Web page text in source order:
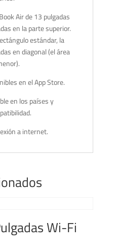
Air de 13 pulgadas
en la parte superior.
estándar, la
en diagonal (el área
en el App Store.
en los países y
a internet.
Wi-Fi